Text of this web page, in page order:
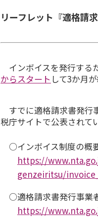
リーフレット『適格請
インボイスを発行する
からスタート して3か月
すでに適格請求書発⾏
税庁サイトで公表されて
○インボイス制度の概
https://
genzeiritsu/
○適格請求書発行事業
https://